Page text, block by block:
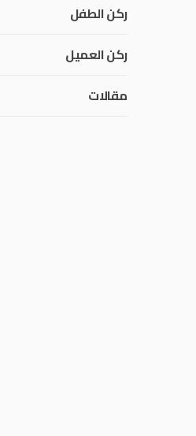
ركن الطفل
ركن العميل
مقالات